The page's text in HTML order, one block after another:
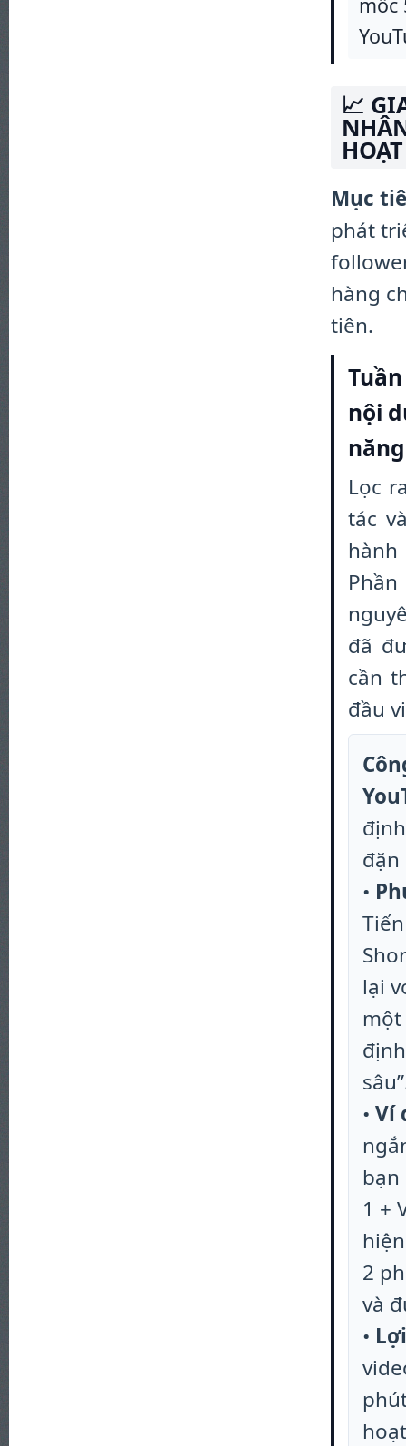
mốc
📈
Mục
phát
hàng
tiên.
nội
Lọc
tác
đã
cần
đầu
đặn
•
lại
• Ví
bạn
1 +
2
và
•